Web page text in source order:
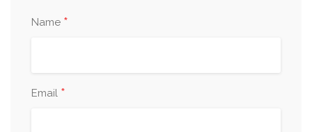
Name *
Email *